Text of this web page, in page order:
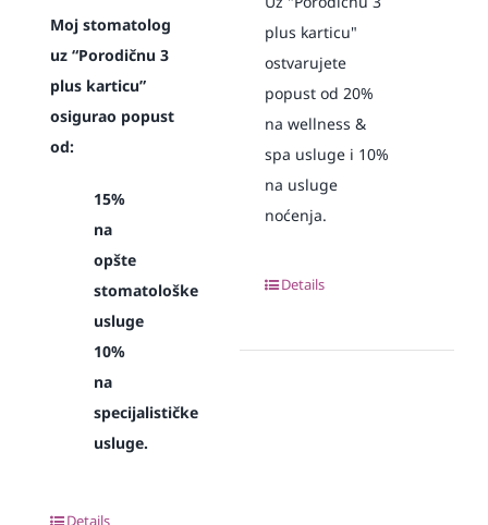
Moj stomatolog
uz “Porodičnu 3
plus karticu”
osigurao popust
od:
15%
na
opšte
stomatološke
usluge
10%
na
specijalističke
usluge.
Details
plus karticu"
ostvarujete
popust od 20%
na wellness &
spa usluge i 10%
na usluge
noćenja.
Details